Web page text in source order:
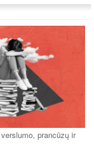
prancūzų ir